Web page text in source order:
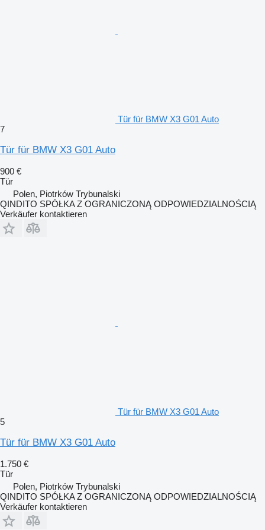
Tür für BMW X3 G01 Auto
7
Tür für BMW X3 G01 Auto
900 €
Tür
Polen, Piotrków Trybunalski
QINDITO SPÓŁKA Z OGRANICZONĄ ODPOWIEDZIALNOŚCIĄ
Verkäufer kontaktieren
Tür für BMW X3 G01 Auto
5
Tür für BMW X3 G01 Auto
1.750 €
Tür
Polen, Piotrków Trybunalski
QINDITO SPÓŁKA Z OGRANICZONĄ ODPOWIEDZIALNOŚCIĄ
Verkäufer kontaktieren